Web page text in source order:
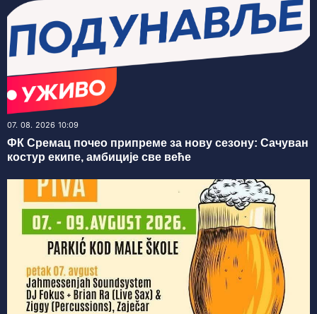
07. 08. 2026 10:09
ФК Сремац почео припреме за нову сезону: Сачуван
костур екипе, амбиције све веће